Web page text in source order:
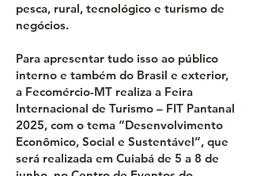
pesca, rural, tecnológico e turismo de
negócios.
Para apresentar tudo isso ao público
interno e também do Brasil e exterior,
a Fecomércio-MT realiza a Feira
Internacional de Turismo – FIT Pantanal
2025, com o tema “Desenvolvimento
Econômico, Social e Sustentável”, que
será realizada em Cuiabá de 5 a 8 de